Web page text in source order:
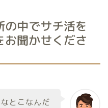
中でサチ活を
聞かせくださ
とこなんだ